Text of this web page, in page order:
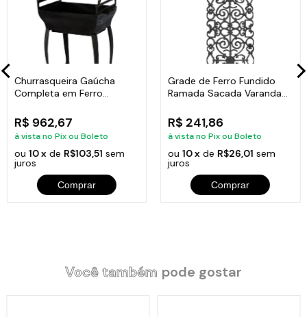
Churrasqueira Gaúcha
Completa em Ferro
R$ 962,67
à vista no Pix ou Boleto
ou 10 xde R$103,51 sem
juros
Comprar
Grade de Ferro Fundido
Ramada Sacada Varanda
R$ 241,86
à vista no Pix ou Boleto
ou 10 xde R$26,01 sem
juros
Comprar
Você também pode gostar